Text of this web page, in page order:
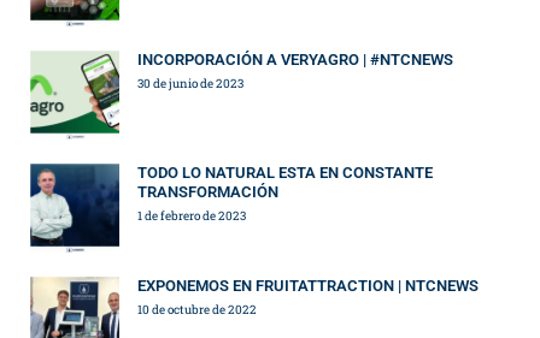
INCORPORACIÓN A VERYAGRO | #NTCNEWS
30 de junio de 2023
TODO LO NATURAL ESTA EN CONSTANTE
TRANSFORMACIÓN
1 de febrero de 2023
EXPONEMOS EN FRUITATTRACTION | NTCNEWS
10 de octubre de 2022